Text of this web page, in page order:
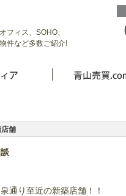
フィス、SOHO、
件など多数ご紹介!
舗
通り至近の新築店舗！！